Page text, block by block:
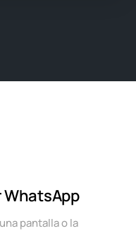
pantalla o la